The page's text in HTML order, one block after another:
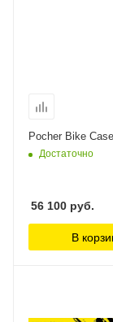
Pocher Bike
Достаточно
56 100 руб.
В